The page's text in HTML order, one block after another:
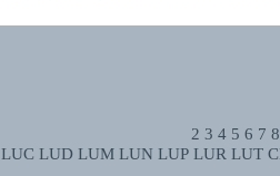
2 3 4 5 6 7 8
LUC LUD LUM LUN LUP LUR LUT